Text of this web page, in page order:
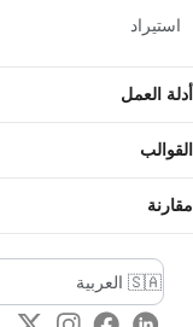
استيراد
أدلة العمل
القوالب
مقارنة